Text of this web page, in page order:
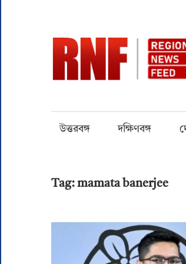
content
Quantity
উত্তরবঙ্গ দক্ষিণবঙ্গ
Tag: mamata banerjee